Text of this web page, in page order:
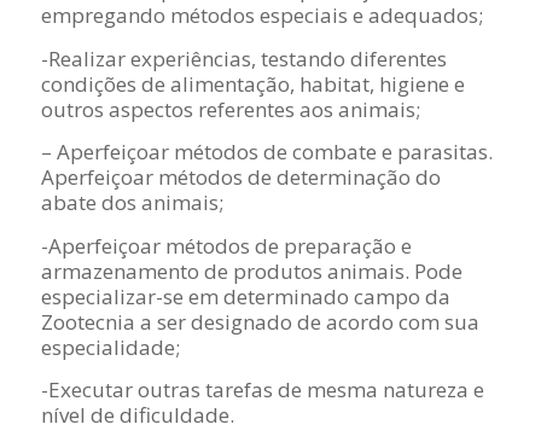
empregando métodos especiais e adequados;
-Realizar experiências, testando diferentes
condições de alimentação, habitat, higiene e
outros aspectos referentes aos animais;
– Aperfeiçoar métodos de combate e parasitas.
Aperfeiçoar métodos de determinação do
abate dos animais;
-Aperfeiçoar métodos de preparação e
armazenamento de produtos animais. Pode
especializar-se em determinado campo da
Zootecnia a ser designado de acordo com sua
especialidade;
-Executar outras tarefas de mesma natureza e
nível de dificuldade.